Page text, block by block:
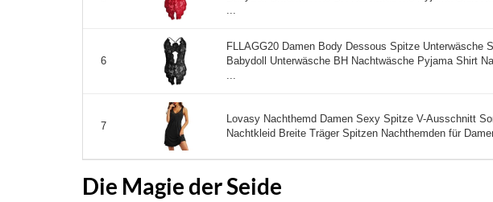
...
6
FLLAGG20 Damen Body Dessous Spitze Unterwäsche
Babydoll Unterwäsche BH Nachtwäsche Pyjama Shirt
...
7
Lovasy Nachthemd Damen Sexy Spitze V-Ausschnitt
Nachtkleid Breite Träger Spitzen Nachthemden für
Die Magie der Seide